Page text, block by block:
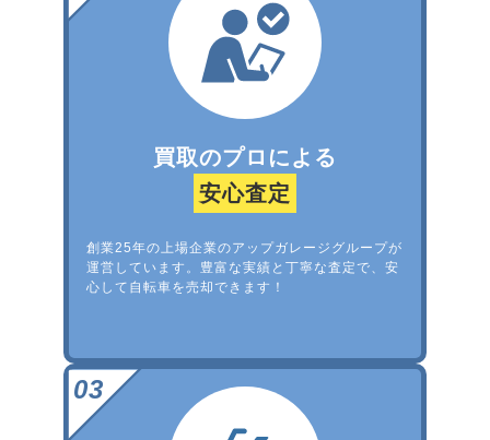
買取のプロによる
安心査定
創業25年の上場企業のアップガレージグループが
運営しています。豊富な実績と丁寧な査定で、安
心して自転車を売却できます！